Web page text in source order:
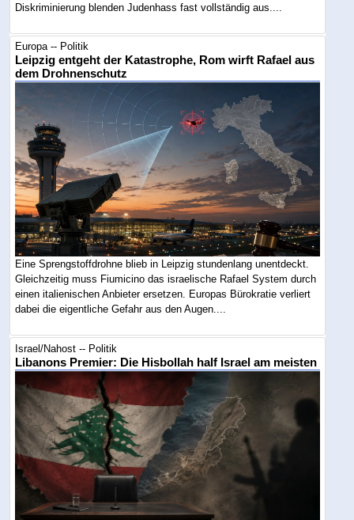
Diskriminierung blenden Judenhass fast vollständig aus....
Europa -- Politik
Leipzig entgeht der Katastrophe, Rom wirft Rafael aus
dem Drohnenschutz
Eine Sprengstoffdrohne blieb in Leipzig stundenlang unentdeckt.
Gleichzeitig muss Fiumicino das israelische Rafael System durch
einen italienischen Anbieter ersetzen. Europas Bürokratie verliert
dabei die eigentliche Gefahr aus den Augen....
Israel/Nahost -- Politik
Libanons Premier: Die Hisbollah half Israel am meisten